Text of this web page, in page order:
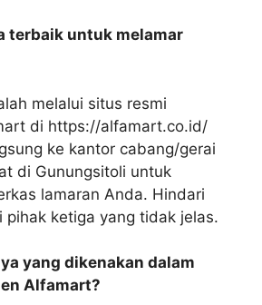
terbaik untuk melamar
melalui situs resmi
di https://alfamart.co.id/
ke kantor cabang/gerai
di Gunungsitoli untuk
lamaran Anda. Hindari
pihak ketiga yang tidak jelas.
yang dikenakan dalam
Alfamart?